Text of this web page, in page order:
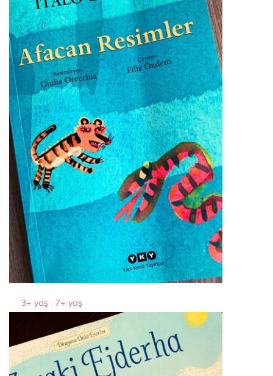
3+ yaş , 7+ yaş
afacan resimler
10 Nisan 2024 By Acparantez.com 1 Min Reading